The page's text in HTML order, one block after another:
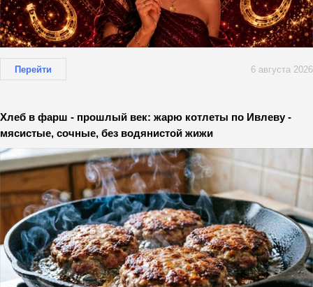
Перейти 6 августа 2026
Хлеб в фарш - прошлый век: жарю котлеты по Ивлеву -
мясистые, сочные, без водянистой жижи